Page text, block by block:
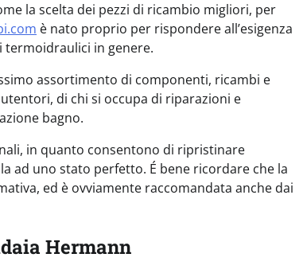
la scelta dei pezzi di ricambio migliori, per
è nato proprio per rispondere all’esigenza
termoidraulici in genere.
assortimento di componenti, ricambi e
di chi si occupa di riparazioni e
bagno.
in quanto consentono di ripristinare
ad uno stato perfetto. É bene ricordare che la
ed è ovviamente raccomandata anche dai
Hermann